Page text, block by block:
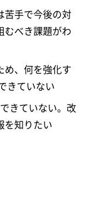
苦手で今後の対
むべき課題がわ
め、何を強化す
きていない
きていない。改
を知りたい